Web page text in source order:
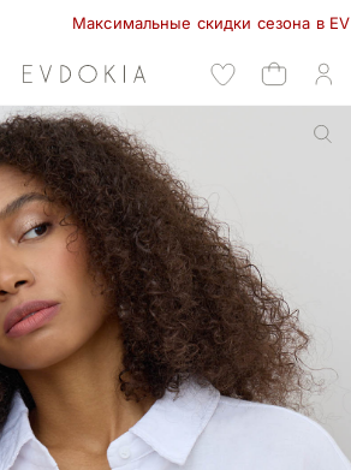
Максимальные скидки сезона в